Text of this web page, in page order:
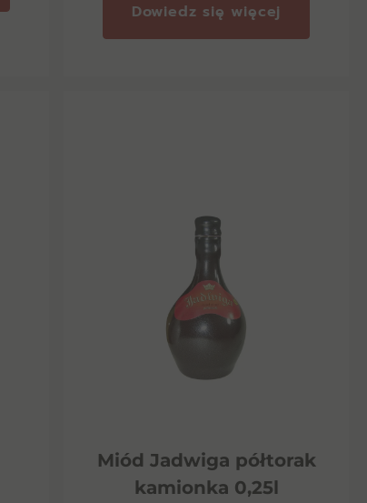
Dowiedz się więcej
Miód Jadwiga półtorak
kamionka 0,25l